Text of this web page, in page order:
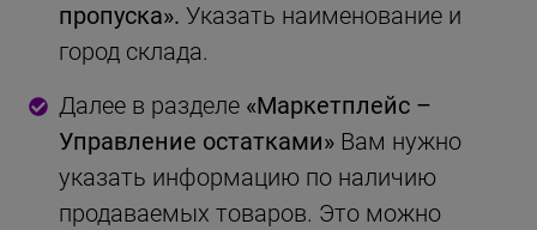
пропуска». Указать наименование и
город склада.
Далее в разделе «Маркетплейс –
Управление остатками» Вам нужно
указать информацию по наличию
продаваемых товаров. Это можно